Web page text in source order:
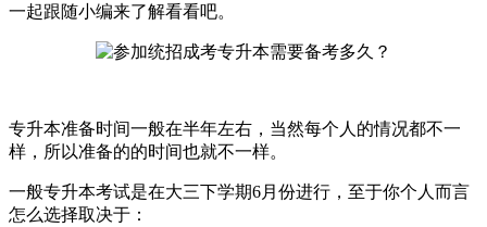
一起跟随小编来了解看看吧。
专升本准备时间一般在半年左右，当然每个人的情况都不一
样，所以准备的的时间也就不一样。
一般专升本考试是在大三下学期6月份进行，至于你个人而言
怎么选择取决于：